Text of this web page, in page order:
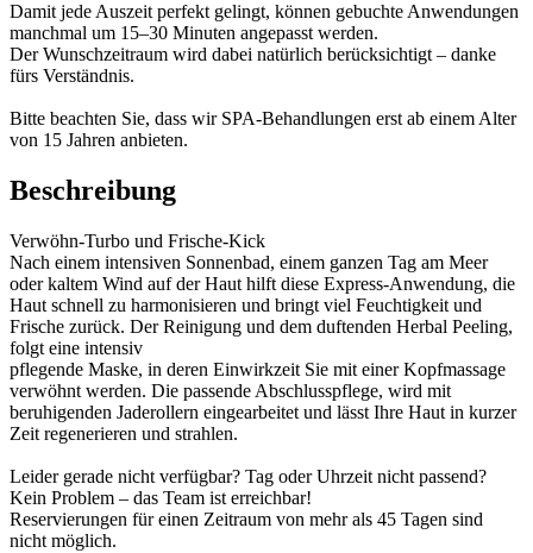
Damit jede Auszeit perfekt gelingt, können gebuchte Anwendungen
manchmal um 15–30 Minuten angepasst werden.
Der Wunschzeitraum wird dabei natürlich berücksichtigt – danke
fürs Verständnis.
Bitte beachten Sie, dass wir SPA-Behandlungen erst ab einem Alter
von 15 Jahren anbieten.
Beschreibung
Verwöhn-Turbo und Frische-Kick
Nach einem intensiven Sonnenbad, einem ganzen Tag am Meer
oder kaltem Wind auf der Haut hilft diese Express-Anwendung, die
Haut schnell zu harmonisieren und bringt viel Feuchtigkeit und
Frische zurück. Der Reinigung und dem duftenden Herbal Peeling,
folgt eine intensiv
pflegende Maske, in deren Einwirkzeit Sie mit einer Kopfmassage
verwöhnt werden. Die passende Abschlusspflege, wird mit
beruhigenden Jaderollern eingearbeitet und lässt Ihre Haut in kurzer
Zeit regenerieren und strahlen.
Leider gerade nicht verfügbar? Tag oder Uhrzeit nicht passend?
Kein Problem – das Team ist erreichbar!
Reservierungen für einen Zeitraum von mehr als 45 Tagen sind
nicht möglich.